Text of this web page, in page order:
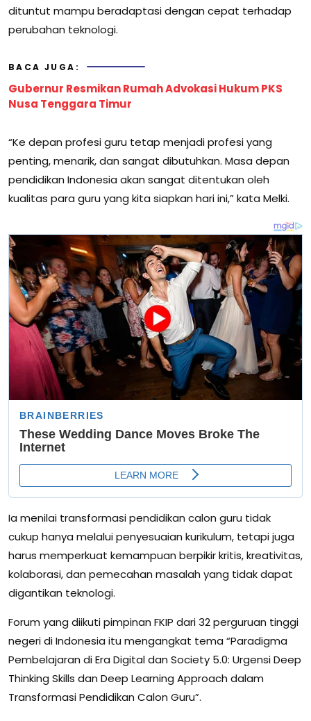
dituntut mampu beradaptasi dengan cepat terhadap
perubahan teknologi.
BACA JUGA:
Gubernur Resmikan Rumah Advokasi Hukum PKS
Nusa Tenggara Timur
“Ke depan profesi guru tetap menjadi profesi yang
penting, menarik, dan sangat dibutuhkan. Masa depan
pendidikan Indonesia akan sangat ditentukan oleh
kualitas para guru yang kita siapkan hari ini,” kata Melki.
Ia menilai transformasi pendidikan calon guru tidak
cukup hanya melalui penyesuaian kurikulum, tetapi juga
harus memperkuat kemampuan berpikir kritis, kreativitas,
kolaborasi, dan pemecahan masalah yang tidak dapat
digantikan teknologi.
Forum yang diikuti pimpinan FKIP dari 32 perguruan tinggi
negeri di Indonesia itu mengangkat tema “Paradigma
Pembelajaran di Era Digital dan Society 5.0: Urgensi Deep
Thinking Skills dan Deep Learning Approach dalam
Transformasi Pendidikan Calon Guru”.